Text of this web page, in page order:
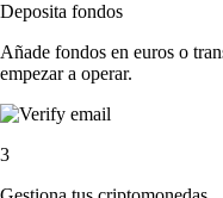
Deposita fondos
Añade fondos en euros o
empezar a operar.
3